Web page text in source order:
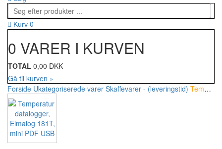
Kurv 0
0 VARER I KURVEN
TOTAL 0,00 DKK
Gå til kurven »
Forside Ukategoriserede varer Skaffevarer - (leveringstid) Temperatur datalogger, Elmalog 181T, mini PDF USB